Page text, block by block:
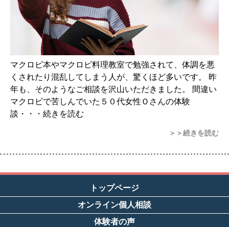
マクロビ本やマクロビ料理教室で勉強されて、体調を悪
くされたり混乱してしまう人が、驚くほど多いです。 昨
年も、そのようなご相談を沢山いただきました。 間違い
マクロビで苦しんでいた５０代女性Ｏさんの体験
談・・・続きを読む
＞＞続きを読む
トップページ
オンライン個人相談
体験者の声